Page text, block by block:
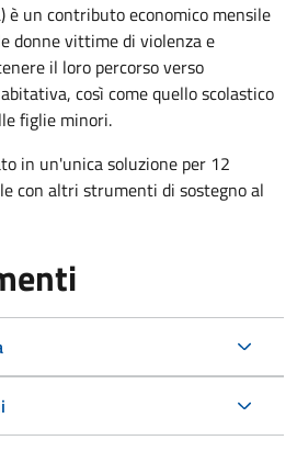
è un contributo economico mensile
donne vittime di violenza e
il loro percorso verso
così come quello scolastico
figlie minori.
in un'unica soluzione per 12
con altri strumenti di sostegno al